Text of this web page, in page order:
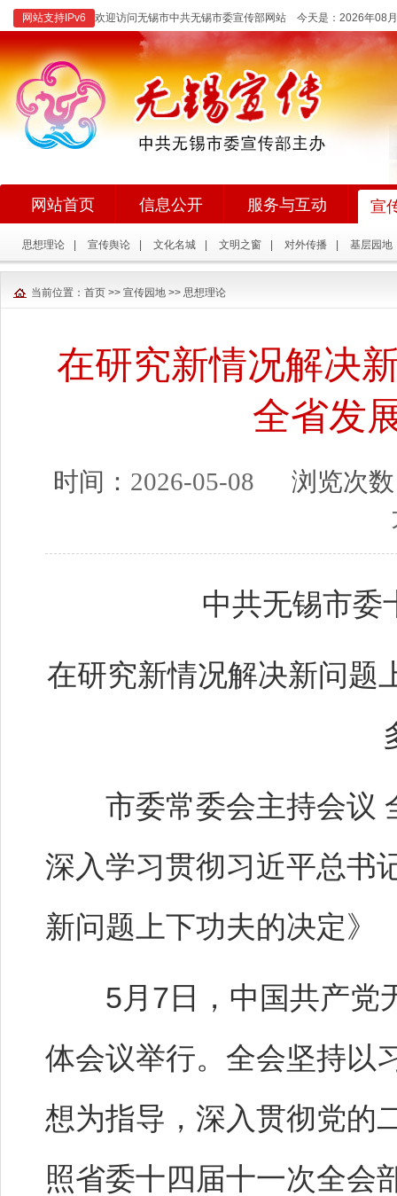
网站支持IPv6 欢迎访问无锡市中共无锡市委宣传部网站 今天是： 2026年08
网站首页 信息公开 服务与互动 宣
思想理论 宣传舆论 文化名城 文明之窗 对外传播 基层园地
当前位置： 首页 >> 宣传园地 >> 思想理论
在研究新情况解决
全省发
时间： 2026-05-08 浏览次
中共无锡市委
在研究新情况解决新问题
市委常委会主持会议
深入学习贯彻习近平总书
新问题上下功夫的决定》
5月7日，中国共产党
体会议举行。全会坚持以
想为指导，深入贯彻党的
照省委十四届十一次全会